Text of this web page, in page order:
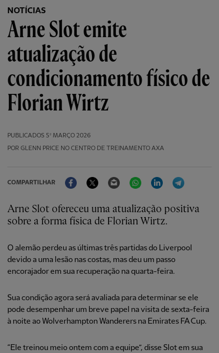
NOTÍCIAS
Arne Slot emite
atualização de
condicionamento físico de
Florian Wirtz
PUBLICADOS 5º MARÇO 2026
POR GLENN PRICE NO CENTRO DE TREINAMENTO AXA
COMPARTILHAR
FacebookTwitter Email WhatsAppLinkedIn
Arne Slot ofereceu uma atualização positiva
sobre a forma física de Florian Wirtz.
O alemão perdeu as últimas três partidas do Liverpool
devido a uma lesão nas costas, mas deu um passo
encorajador em sua recuperação na quarta-feira.
Sua condição agora será avaliada para determinar se ele
pode desempenhar um breve papel na visita de sexta-feira
à noite ao Wolverhampton Wanderers na Emirates FA Cup.
“Ele treinou meio ontem com a equipe”, disse Slot em sua